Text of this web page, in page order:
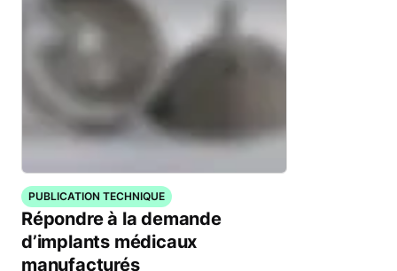
PUBLICATION TECHNIQUE
Répondre à la demande
d’implants médicaux
manufacturés